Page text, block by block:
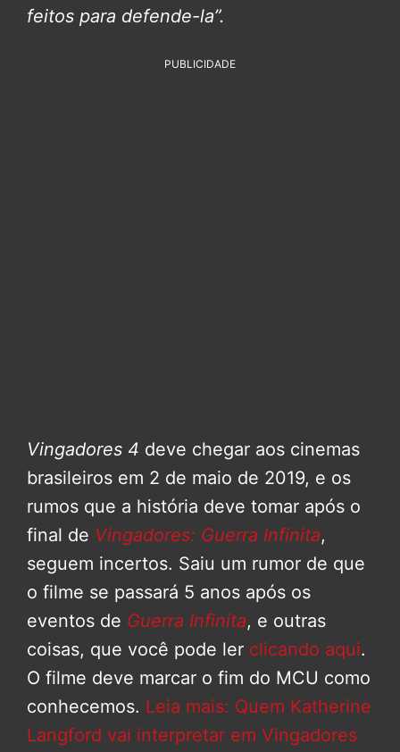
feitos para defende-la”.
PUBLICIDADE
Vingadores 4 deve chegar aos cinemas
brasileiros em 2 de maio de 2019, e os
rumos que a história deve tomar após o
final de Vingadores: Guerra Infinita,
seguem incertos. Saiu um rumor de que
o filme se passará 5 anos após os
eventos de Guerra Infinita, e outras
coisas, que você pode ler clicando aqui.
O filme deve marcar o fim do MCU como
conhecemos. Leia mais: Quem Katherine
Langford vai interpretar em Vingadores